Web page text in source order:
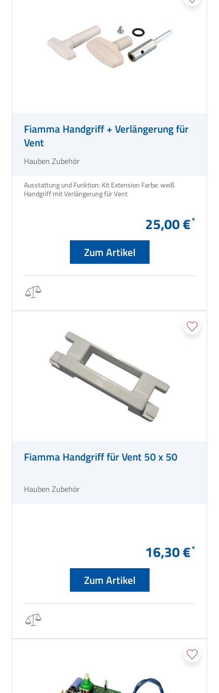
Fiamma Handgriff + Verlängerung für
Vent
Hauben Zubehör
Ausstattung und Funktion: Kit Extension Farbe: weiß
25,00 €
Zum Artikel
Fiamma Handgriff für Vent 50 x 50
Hauben Zubehör
16,30 €
Zum Artikel